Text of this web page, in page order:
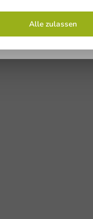
Alle zulassen
Allgemeinen